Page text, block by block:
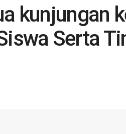
kunjungan
Serta